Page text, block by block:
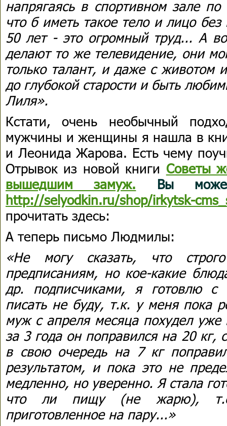
напрягаясь в спортивном зале
что б иметь такое тело и лицо без
50 лет - это огромный труд... А
делают то же телевидение, они
только талант, и даже с животом
до глубокой старости и быть
Лиля».
Кстати, очень необычный
мужчины и женщины я нашла в
и Леонида Жарова. Есть чему
Отрывок из новой книги Советы
вышедшим замуж. Вы
http://selyodkin.ru/shop/irkytsk-
прочитать здесь:
А теперь письмо Людмилы:
«Не могу сказать, что
предписаниям, но кое-какие
др. подписчиками, я готовлю с
писать не буду, т.к. у меня пока
муж с апреля месяца похудел
за 3 года он поправился на 20 кг,
в свою очередь на 7 кг
результатом, и пока это не
медленно, но уверенно. Я стала
что ли пищу (не жарю), т.е.
приготовленное на пару...»